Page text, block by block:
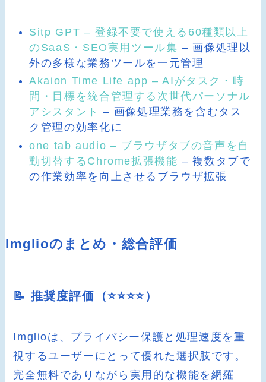
Sitp GPT – 登録不要で使える60種類以上
のSaaS・SEO実用ツール集 – 画像処理以
外の多様な業務ツールを一元管理
Akaion Time Life app – AIがタスク・時
間・目標を統合管理する次世代パーソナル
アシスタント
– 画像処理業務を含むタス
ク管理の効率化に
one tab audio – ブラウザタブの音声を自
動切替するChrome拡張機能 – 複数タブで
の作業効率を向上させるブラウザ拡張
Imglioのまとめ・総合評価
📝 推奨度評価（⭐️⭐️⭐️⭐️）
Imglioは、プライバシー保護と処理速度を重
視するユーザーにとって優れた選択肢です。
完全無料でありながら実用的な機能を網羅